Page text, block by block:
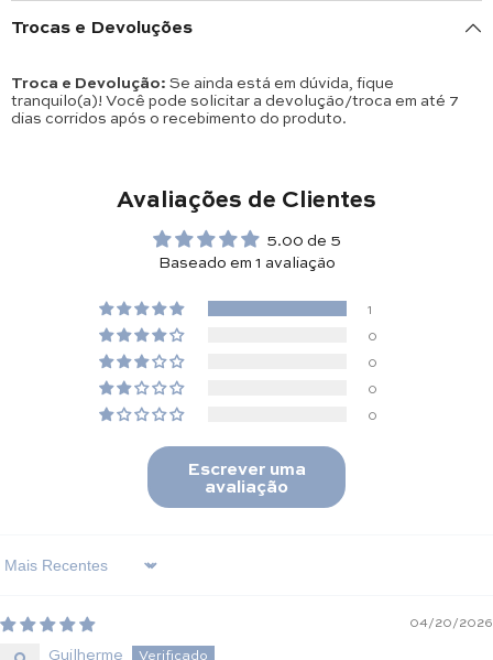
Trocas e Devoluções
Troca e Devolução: Se ainda está em dúvida, fique
tranquilo(a)! Você pode solicitar a devolução/troca em até 7
dias corridos após o recebimento do produto.
Avaliações de Clientes
5.00 de 5
Baseado em 1 avaliação
1
0
0
0
0
Escrever uma
avaliação
Sort By
04/20/2026
Guilherme